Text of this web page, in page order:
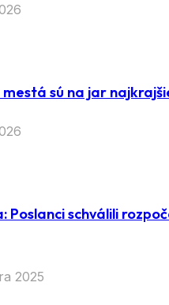
sú na jar
Poslanci schválili
2025